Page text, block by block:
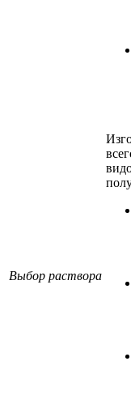
Выбор раствора